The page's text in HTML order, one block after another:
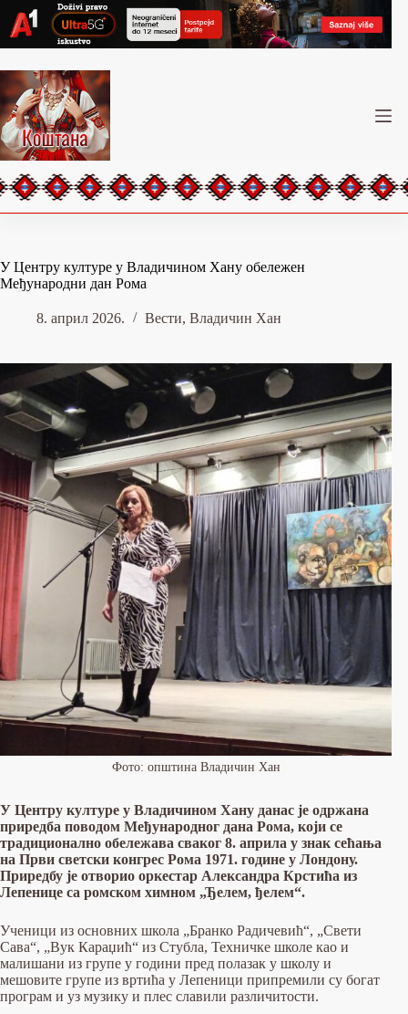
content
У Цeнтру културе у Владичином Хану обележен
Међународни дан Рома
8. април 2026. Вести, Владичин Хан
Фото: општина Владичин Хан
У Центру културе у Владичином Хану данас је одржана
приредба поводом Међународног дана Рома, који се
традиционално обележава сваког 8. априла у знак сећања
на Први светски конгрес Рома 1971. године у Лондону.
Приредбу је отворио оркестар Александра Крстића из
Лепенице са ромском химном „Ђелем, ђелем“.
Ученици из основних школа „Бранко Радичевић“, „Свети
Сава“, „Вук Караџић“ из Стубла, Техничке школе као и
малишани из групе у години пред полазак у школу и
мешовите групе из вртића у Лепеници припремили су богат
програм и уз музику и плес славили различитости.